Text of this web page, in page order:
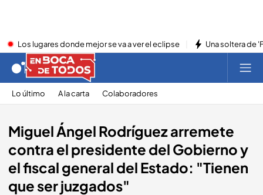
Los lugares donde mejor se va a ver el eclipse Una soltera de
Lo último A la carta Colaboradores
Miguel Ángel Rodríguez arremete
contra el presidente del Gobierno y
el fiscal general del Estado: "Tienen
que ser juzgados"